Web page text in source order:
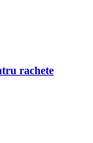
rachete